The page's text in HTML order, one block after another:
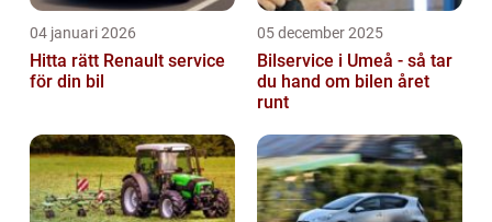
04 januari 2026
Hitta rätt Renault service
för din bil
05 december 2025
Bilservice i Umeå - så tar
du hand om bilen året
runt